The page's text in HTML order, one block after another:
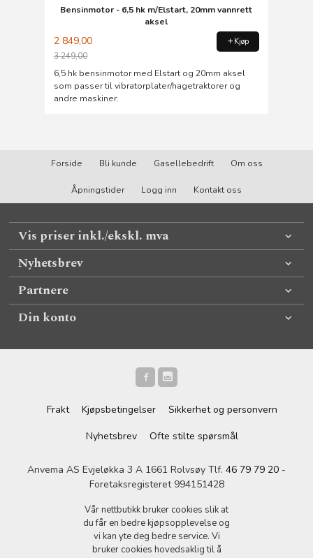
Bensinmotor - 6,5 hk m/Elstart, 20mm vannrett
aksel
2 849,00
3 249,00
Rabatt
Kjøp
6,5 hk bensinmotor med Elstart og 20mm aksel
som passer til vibratorplater/hagetraktorer og
andre maskiner.
Forside Bli kunde Gasellebedrift Om oss
Åpningstider Logg inn Kontakt oss
Vis priser inkl./ekskl. mva
Nyhetsbrev
Partnere
Din konto
Frakt Kjøpsbetingelser
Sikkerhet og personvern
Nyhetsbrev
Ofte stilte spørsmål
Anvema AS Evjeløkka 3 A 1661 Rolvsøy Tlf. 46 79 79 20 -
Foretaksregisteret 994151428
Vår nettbutikk bruker cookies slik at
du får en bedre kjøpsopplevelse og
vi kan yte deg bedre service. Vi
bruker cookies hovedsaklig til å